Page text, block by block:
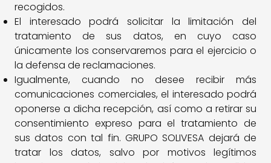
recogidos.
El interesado podrá solicitar la limitación del
tratamiento de sus datos, en cuyo caso
únicamente los conservaremos para el ejercicio o
la defensa de reclamaciones.
Igualmente, cuando no desee recibir más
comunicaciones comerciales, el interesado podrá
oponerse a dicha recepción, así como a retirar su
consentimiento expreso para el tratamiento de
sus datos con tal fin. GRUPO SOLIVESA dejará de
tratar los datos, salvo por motivos legítimos